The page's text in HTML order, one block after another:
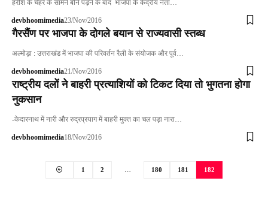
हरीश के चेहरे के सामने बौने पड़ने के बाद भाजपा के केंद्रीय नेता…
devbhoomimedia23/Nov/2016
गैरसैंण पर भाजपा के दोगले बयान से राज्यवासी स्तब्ध
अल्मोड़ा : उत्तराखंड में भाजपा की परिवर्तन रैली के संयोजक और पूर्व…
devbhoomimedia21/Nov/2016
राष्ट्रीय दलों ने बाहरी प्रत्याशियों को टिकट दिया तो भुगतना होगा
नुकसान
-केदारनाथ में नारी और रुद्रप्रयाग में बाहरी मुक्त का चल पड़ा नारा…
devbhoomimedia18/Nov/2016
1 2 … 180 181 182